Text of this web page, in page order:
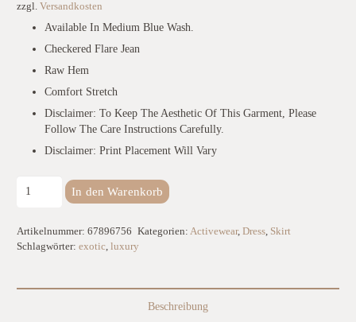
zzgl. Versandkosten
Available In Medium Blue Wash.
Checkered Flare Jean
Raw Hem
Comfort Stretch
Disclaimer: To Keep The Aesthetic Of This Garment, Please
Follow The Care Instructions Carefully.
Disclaimer: Print Placement Will Vary
Faux
Dress
Menge
In den Warenkorb
Artikelnummer: 67896756 Kategorien: Activewear,Dress Skirt
Schlagwörter: exotic luxury
Beschreibung